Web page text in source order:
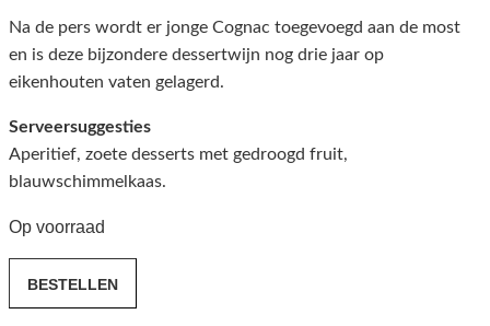
Na de pers wordt er jonge Cognac toegevoegd aan de most
en is deze bijzondere dessertwijn nog drie jaar op
eikenhouten vaten gelagerd.
Serveersuggesties
Aperitief, zoete desserts met gedroogd fruit,
blauwschimmelkaas.
Op voorraad
BESTELLEN